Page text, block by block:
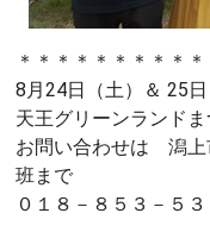
＊＊＊＊＊＊＊＊＊
8月24日（土）＆ 25日
天王グリーンランドま
お問い合わせは 潟上
班まで
０１８－８５３－５３